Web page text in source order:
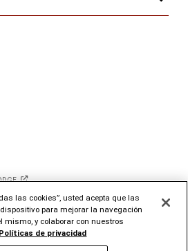
reservados. Chrysler, Dodge, Jeep, Ram y
US LLC. ALFA ROMEO y FIAT son marcas
S.p.A. y se usan con permiso. *El MSRP no
título ni tarifas de registro. El precio inicial se
las cookies”, usted acepta que las
para mejorar la navegación
mismo, y colaborar con nuestros
Políticas de privacidad